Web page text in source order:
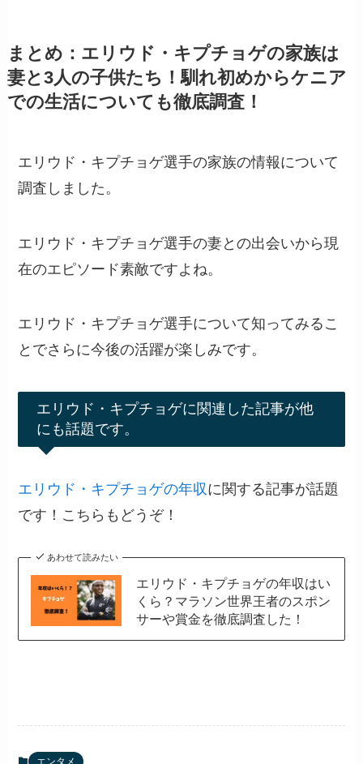
まとめ：エリウド・キプチョゲの家族は
妻と3人の子供たち！馴れ初めからケニア
での生活についても徹底調査！
エリウド・キプチョゲ選手の家族の情報について
調査しました。
エリウド・キプチョゲ選手の妻との出会いから現
在のエピソード素敵ですよね。
エリウド・キプチョゲ選手について知ってみるこ
とでさらに今後の活躍が楽しみです。
エリウド・キプチョゲに関連した記事が他
にも話題です。
エリウド・キプチョゲの年収 に関する記事が話題
です！こちらもどうぞ！
あわせて読みたい
エリウド・キプチョゲの年収はい
くら？マラソン世界王者のスポン
サーや賞金を徹底調査した！
エンタメ